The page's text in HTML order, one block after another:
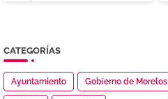
CATEGORÍAS
Ayuntamiento Gobierno de Morelos